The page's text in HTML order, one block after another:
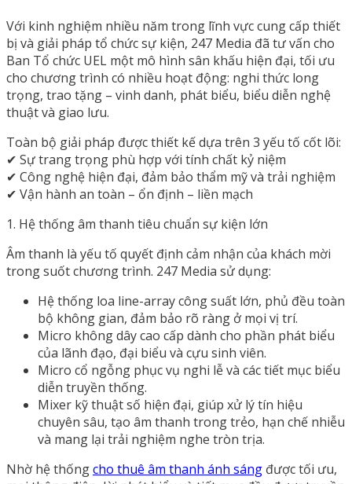
Với kinh nghiệm nhiều năm trong lĩnh vực cung cấp thiết
bị và giải pháp tổ chức sự kiện, 247 Media đã tư vấn cho
Ban Tổ chức UEL một mô hình sân khấu hiện đại, tối ưu
cho chương trình có nhiều hoạt động: nghi thức long
trọng, trao tặng – vinh danh, phát biểu, biểu diễn nghệ
thuật và giao lưu.
Toàn bộ giải pháp được thiết kế dựa trên 3 yếu tố cốt lõi:
✔ Sự trang trọng phù hợp với tính chất kỷ niệm
✔ Công nghệ hiện đại, đảm bảo thẩm mỹ và trải nghiệm
✔ Vận hành an toàn – ổn định – liền mạch
1. Hệ thống âm thanh tiêu chuẩn sự kiện lớn
Âm thanh là yếu tố quyết định cảm nhận của khách mời
trong suốt chương trình. 247 Media sử dụng:
Hệ thống loa line-array công suất lớn, phủ đều toàn
bộ không gian, đảm bảo rõ ràng ở mọi vị trí.
Micro không dây cao cấp dành cho phần phát biểu
của lãnh đạo, đại biểu và cựu sinh viên.
Micro cổ ngỗng phục vụ nghi lễ và các tiết mục biểu
diễn truyền thống.
Mixer kỹ thuật số hiện đại, giúp xử lý tín hiệu
chuyên sâu, tạo âm thanh trong trẻo, hạn chế nhiễu
và mang lại trải nghiệm nghe tròn trịa.
Nhờ hệ thốngcho thuê âm thanh ánh sáng được tối ưu,